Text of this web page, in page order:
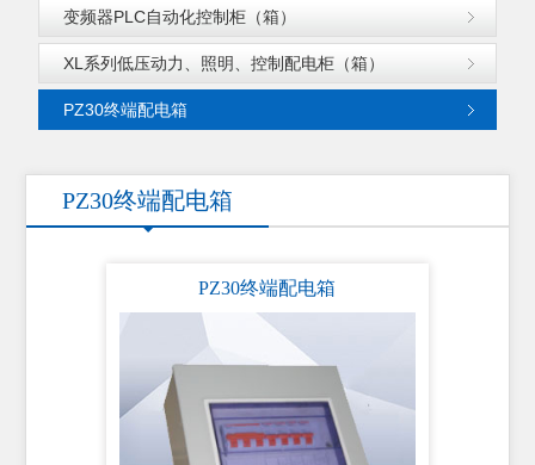
变频器PLC自动化控制柜（箱）
XL系列低压动力、照明、控制配电柜（箱）
PZ30终端配电箱
PZ30终端配电箱
PZ30终端配电箱